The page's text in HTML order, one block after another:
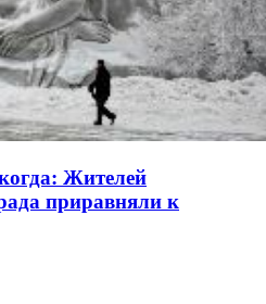
Жителей
приравняли к